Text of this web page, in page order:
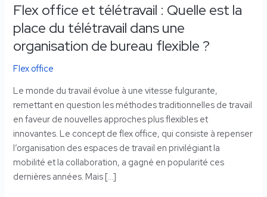
Flex office et télétravail : Quelle est la
place du télétravail dans une
organisation de bureau flexible ?
Flex office
Le monde du travail évolue à une vitesse fulgurante,
remettant en question les méthodes traditionnelles de travail
en faveur de nouvelles approches plus flexibles et
innovantes. Le concept de flex office, qui consiste à repenser
l’organisation des espaces de travail en privilégiant la
mobilité et la collaboration, a gagné en popularité ces
dernières années. Mais […]
télétravail
dans
organisation
de